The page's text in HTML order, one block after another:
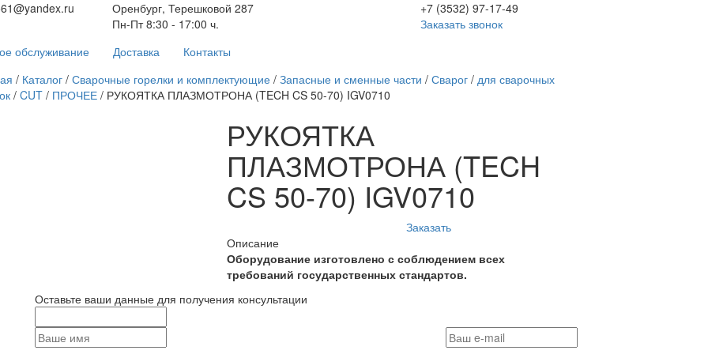
Оренбург, Терешковой 287
Пн-Пт 8:30 - 17:00 ч.
+7 (3532) 97-17-49
Заказать звонок
обслуживание
Доставка
Контакты
/ Каталог/ Сварочные горелки и комплектующие/ Запасные и сменные части / Сварог/ для сварочных
/ CUT/ ПРОЧЕЕ/ РУКОЯТКА ПЛАЗМОТРОНА (TECH CS 50-70) IGV0710
РУКОЯТКА
ПЛАЗМОТРОНА (TECH
CS 50-70) IGV0710
Заказать
Описание
Оборудование изготовлено с соблюдением всех
требований государственных стандартов.
Оставьте ваши данные для получения консультации